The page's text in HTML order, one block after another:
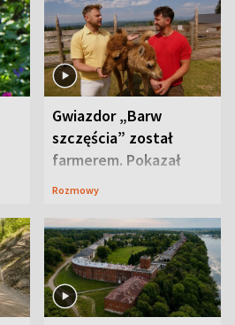
Gwiazdor „Barw
szczęścia” został
farmerem. Pokazał
swoje niezwykłe
Rozmowy